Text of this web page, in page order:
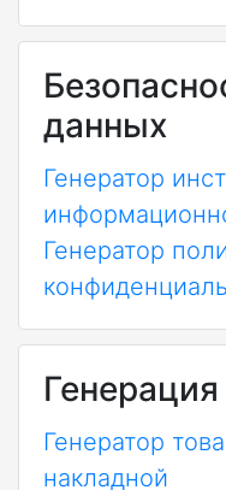
данных
Генератор
Генератор
Генератор
накладной